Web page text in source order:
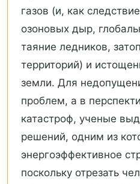
газов (и, как
озоновых дыр,
таяние ледников,
территорий) и
земли. Для
проблем, а в
катастроф, ученые
решений, одним из
энергоэффективное
поскольку отрезать